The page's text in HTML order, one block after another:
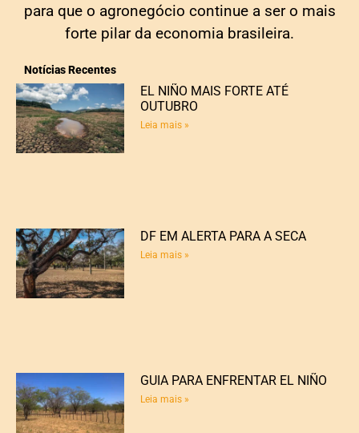
para que o agronegócio continue a ser o mais
forte pilar da economia brasileira.
Notícias Recentes
EL NIÑO MAIS FORTE ATÉ
OUTUBRO
Leia mais »
DF EM ALERTA PARA A SECA
Leia mais »
GUIA PARA ENFRENTAR EL NIÑO
Leia mais »